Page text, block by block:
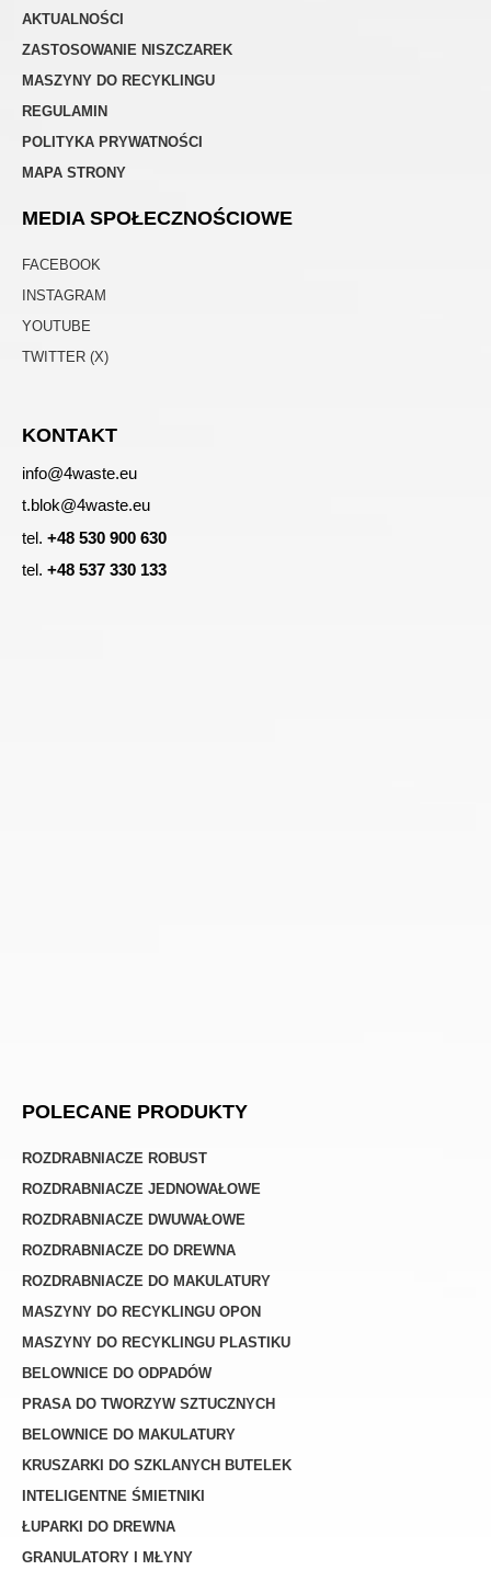
AKTUALNOŚCI
ZASTOSOWANIE NISZCZAREK
MASZYNY DO RECYKLINGU
REGULAMIN
POLITYKA PRYWATNOŚCI
MAPA STRONY
MEDIA SPOŁECZNOŚCIOWE
FACEBOOK
INSTAGRAM
YOUTUBE
TWITTER (X)
KONTAKT
info@4waste.eu
t.blok@4waste.eu
tel. +48 530 900 630
tel. +48 537 330 133
POLECANE PRODUKTY
ROZDRABNIACZE ROBUST
ROZDRABNIACZE JEDNOWAŁOWE
ROZDRABNIACZE DWUWAŁOWE
ROZDRABNIACZE DO DREWNA
ROZDRABNIACZE DO MAKULATURY
MASZYNY DO RECYKLINGU OPON
MASZYNY DO RECYKLINGU PLASTIKU
BELOWNICE DO ODPADÓW
PRASA DO TWORZYW SZTUCZNYCH
BELOWNICE DO MAKULATURY
KRUSZARKI DO SZKLANYCH BUTELEK
INTELIGENTNE ŚMIETNIKI
ŁUPARKI DO DREWNA
GRANULATORY I MŁYNY